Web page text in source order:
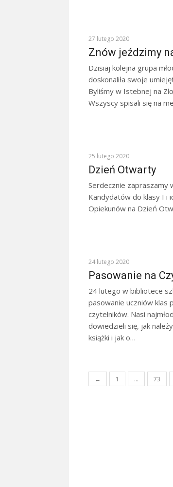
ZAJĘCIA POZASZKOLNE
27 lutego 2020
Znów jeździmy
Dzisiaj kolejna grupa
doskonaliła swoje
Byliśmy w Istebnej na
Wszyscy spisali się na
KOMUNIKATY
25 lutego 2020
Dzień Otwarty
Serdecznie zapraszamy
Kandydatów do klasy I i
Opiekunów na Dzień
Z ŻYCIA SZKOŁY
24 lutego 2020
Pasowanie na
24 lutego w bibliotece
pasowanie uczniów klas
czytelników. Nasi
dowiedzieli się, jak
książki i jak o…
Stronicowanie
wpisów
← 1 … 73